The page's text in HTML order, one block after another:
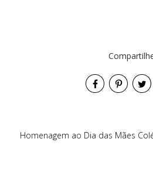
Homenagem ao Dia das Mães